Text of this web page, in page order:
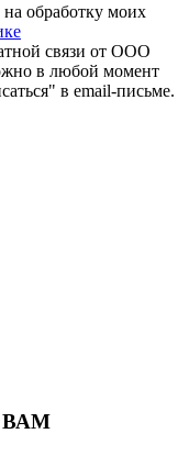
обработку моих
связи от ООО
в любой момент
в email-письме.